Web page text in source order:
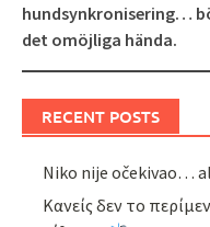
hundsynkronisering…
det omöjliga hända.
RECENT POSTS
Niko nije očekivao…
Κανείς δεν το